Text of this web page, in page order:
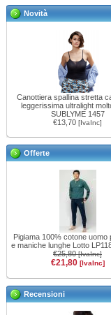
Novità
Canottiera spallina stretta
leggerissima ultralight
SUBLYME 1457
€13,70 [IvaInc]
Offerte
Pigiama 100% cotone uomo
e maniche lunghe Lotto
€25,80[IvaInc]
€21,80 [IvaInc]
Recensioni